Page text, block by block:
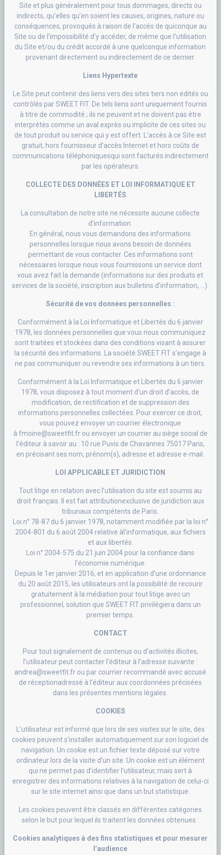
Site et plus généralement pour tous dommages, directs ou
indirects, qu’elles qu’en soient les causes, origines, nature ou
conséquences, provoqués à raison de l’accès de quiconque au
Site ou de l’impossibilité d’y accéder, de même que l’utilisation
du Site et/ou du crédit accordé à une quelconque information
provenant directement ou indirectement de ce dernier.
Liens Hypertexte
Le Site peut contenir des liens vers des sites tiers non édités ou
contrôlés par SWEET FIT. De tels liens sont uniquement fournis
à titre de commodité ; ils ne peuvent et ne doivent pas être
interprétés comme un aval exprès ou implicite de ces sites ou
de tout produit ou service qui y est offert. L’accès à ce Site est
gratuit, hors fournisseur d’accès Internet et hors coûts de
communications téléphoniquesqui sont facturés indirectement
par les opérateurs.
COLLECTE DES DONNÉES ET LOI INFORMATIQUE ET
LIBERTÉS
La consultation de notre site ne nécessite aucune collecte
d’information.
En général, nous vous demandons des informations
personnelles lorsque nous avons besoin de données
permettant de vous contacter. Ces informations sont
nécessaires lorsque nous vous fournissons un service dont
vous avez fait la demande (informations sur des produits et
services de la société, inscription aux bulletins d’information, …).
Sécurité de vos données personnelles :
Conformément à la Loi Informatique et Libertés du 6 janvier
1978, les données personnelles que vous nous communiquez
sont traitées et stockées dans des conditions visant à assurer
la sécurité des informations. La société SWEET FIT s’engage à
ne pas communiquer ou revendre ses informations à un tiers.
Conformément à la Loi Informatique et Libertés du 6 janvier
1978, vous disposez à tout moment d’un droit d’accès, de
modification, de rectification et de suppression des
informations personnelles collectées. Pour exercer ce droit,
vous pouvez envoyer un courrier électronique
à fmoine@sweetfit.fr ou envoyer un courrier au siège social de
l’éditeur à savoir au : 10 rue Puvis de Chavannes 75017 Paris,
en précisant ses nom, prénom(s), adresse et adresse e-mail.
LOI APPLICABLE ET JURIDICTION
Tout litige en relation avec l’utilisation du site est soumis au
droit français. Il est fait attributionexclusive de juridiction aux
tribunaux compétents de Paris.
Loi n° 78-87 du 6 janvier 1978, notamment modifiée par la loi n°
2004-801 du 6 août 2004 relative àl’informatique, aux fichiers
et aux libertés.
Loi n° 2004-575 du 21 juin 2004 pour la confiance dans
l’économie numérique.
Depuis le 1er janvier 2016, et en application d’une ordonnance
du 20 août 2015, les utilisateurs ont la possibilité de recourir
gratuitement à la médiation pour tout litige avec un
professionnel, solution que SWEET FIT privilégiera dans un
premier temps.
CONTACT
Pour tout signalement de contenus ou d’activités illicites,
l’utilisateur peut contacter l’éditeur à l’adresse suivante :
andrea@sweetfit.fr ou par courrier recommandé avec accusé
de réceptionadressé à l’éditeur aux coordonnées précisées
dans les présentes mentions légales.
COOKIES
L’utilisateur est informé que lors de ses visites sur le site, des
cookies peuvent s’installer automatiquement sur son logiciel de
navigation. Un cookie est un fichier texte déposé sur votre
ordinateur lors de la visite d’un site. Un cookie est un élément
qui ne permet pas d’identifier l’utilisateur, mais sert à
enregistrer des informations relatives à la navigation de celui-ci
sur le site internet ainsi que dans un but statistique.
Les cookies peuvent être classés en différentes catégories
selon le but pour lequel ils traitent les données obtenues :
Cookies analytiques à des fins statistiques et pour mesurer
l’audience